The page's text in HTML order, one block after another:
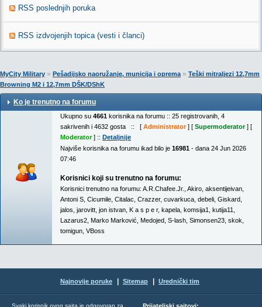
RSS poslednjih poruka
RSS izdvojenjih topica (vesti i članci)
MyCity Military » Pešadijsko naoružanje, municija i oprema» Teški mitraljezi 12,7mm
Browning M2 i 12,7mm DŠK/DShK
Ko je trenutno na forumu
Ukupno su 4661 korisnika na forumu :: 25 registrovanih, 4
sakrivenih i 4632 gosta :: [ Administrator] [ Supermoderator] [
Moderator] :: Detaljnije
Najviše korisnika na forumu ikad bilo je 16981 - dana 24 Jun 2026
07:46
Korisnici koji su trenutno na forumu:
Korisnici trenutno na forumu: A.R.Chafee.Jr. Akiro aksentijeivan
Antoni S Cicumile Citalac Crazzer, cuvarkuca debeli Giskard
jalos jarovitt jon istvan K a s p e r, kapela komsija1 kutija11
Lazarus2 Marko Marković Medojed S-lash Simonsen23 skok
tomigun VBoss
Najnovije poruke Sitemap Urednički tim
Svaki korisnik ovog sajta je odgovoran za